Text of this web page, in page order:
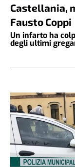
Castellania,
Fausto Coppi
Un infarto ha
degli ultimi